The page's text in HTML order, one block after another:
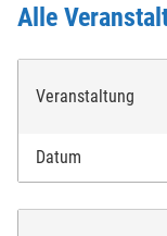
Alle
Veranstaltung
Datum